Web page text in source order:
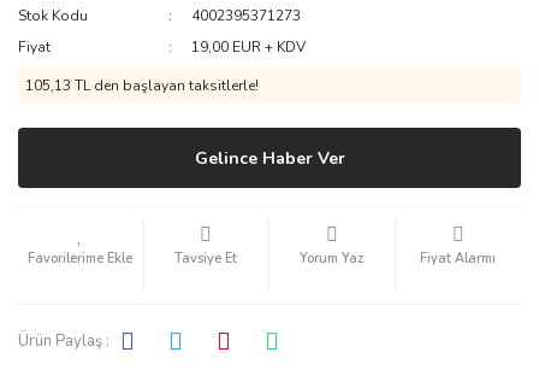
Stok Kodu
4002395371273
Fiyat
19,00 EUR + KDV
105,13 TL den başlayan taksitlerle!
Gelince Haber Ver
Tavsiye Et Yorum Yaz Fiyat Alarmı
Ürün Paylaş :